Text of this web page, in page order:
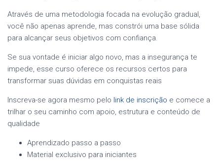
Através de uma metodologia focada na evolução gradual,
você não apenas aprende, mas constrói uma base sólida
para alcançar seus objetivos com confiança.
Se sua vontade é iniciar algo novo, mas a insegurança te
impede, esse curso oferece os recursos certos para
transformar suas dúvidas em conquistas reais
Inscreva-se agora mesmo pelo link de inscrição e comece a
trilhar o seu caminho com apoio, estrutura e conteúdo de
qualidade
Aprendizado passo a passo
Material exclusivo para iniciantes